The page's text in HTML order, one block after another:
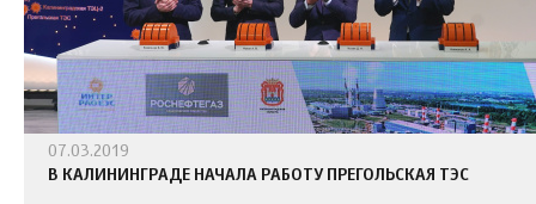
07.03.2019
В КАЛИНИНГРАДЕ НАЧАЛА РАБОТУ ПРЕГОЛЬСКАЯ ТЭС